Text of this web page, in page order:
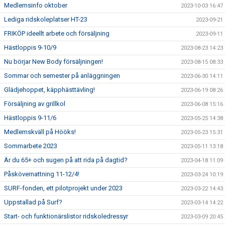
Medlemsinfo oktober 2023-10-03 16:47
Lediga ridskoleplatser HT-23 2023-09-21
FRIKÖP ideellt arbete och försäljning 2023-09-11
Hästloppis 9-10/9 2023-08-23 14:23
Nu börjar New Body försäljningen! 2023-08-15 08:33
Sommar och semester på anläggningen 2023-06-30 14:11
Glädjehoppet, käpphästtävling! 2023-06-19 08:26
Försäljning av grillkol 2023-06-08 15:16
Hästloppis 9-11/6 2023-05-25 14:38
Medlemskväll på Hööks! 2023-05-23 15:31
Sommarbete 2023 2023-05-11 13:18
Är du 65+ och sugen på att rida på dagtid? 2023-04-18 11:09
Påskövernattning 11-12/4! 2023-03-24 10:19
SURF-fonden, ett pilotprojekt under 2023 2023-03-22 14:43
Uppstallad på Surf? 2023-03-14 14:22
Start- och funktionärslistor ridskoledressyr 2023-03-09 20:45